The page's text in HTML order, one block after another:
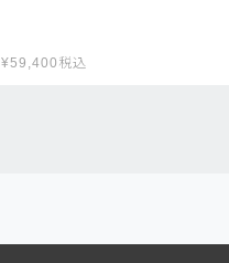
¥59,400 税込